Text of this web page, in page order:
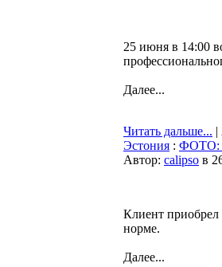
25 июня в 14:00
Далее...
Читать дальше... |
Эстония : ФОТО:
Автор: calipso в
Клиент приобрел
норме.
Далее...